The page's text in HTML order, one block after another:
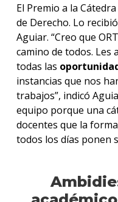
El Premio a la
de Derecho. Lo
Aguiar. “Creo que
camino de todos.
todas las
instancias que nos
trabajos”, indicó
equipo porque una
docentes que la
todos los días ponen